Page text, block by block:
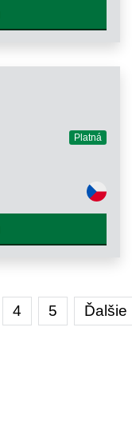
Platná
4 5 Ďalšie